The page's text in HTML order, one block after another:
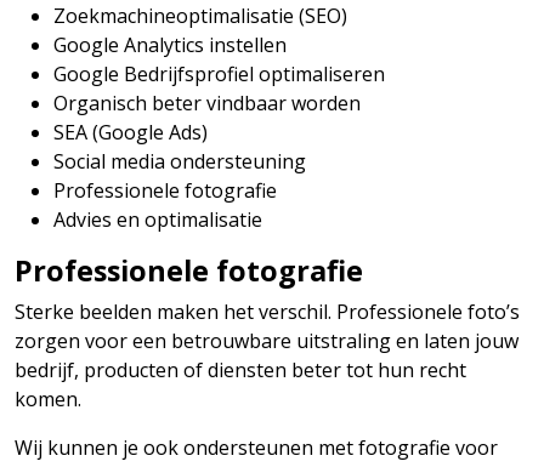
Zoekmachineoptimalisatie (SEO)
Google Analytics instellen
Google Bedrijfsprofiel optimaliseren
Organisch beter vindbaar worden
SEA (Google Ads)
Social media ondersteuning
Professionele fotografie
Advies en optimalisatie
Professionele fotografie
Sterke beelden maken het verschil. Professionele foto’s
zorgen voor een betrouwbare uitstraling en laten jouw
bedrijf, producten of diensten beter tot hun recht
komen.
Wij kunnen je ook ondersteunen met fotografie voor